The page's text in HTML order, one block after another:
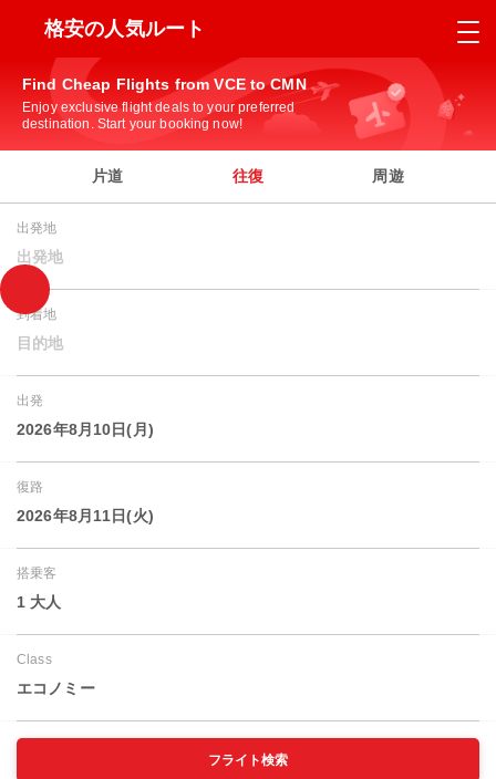
格安の人気ルート
Find Cheap Flights from VCE to CMN
Enjoy exclusive flight deals to your preferred
destination. Start your booking now!
片道 往復 周遊
出発地
出発地
到着地
目的地
出発
2026年8月10日(月)
復路
2026年8月11日(火)
搭乗客
1 大人
Class
エコノミー
フライト検索